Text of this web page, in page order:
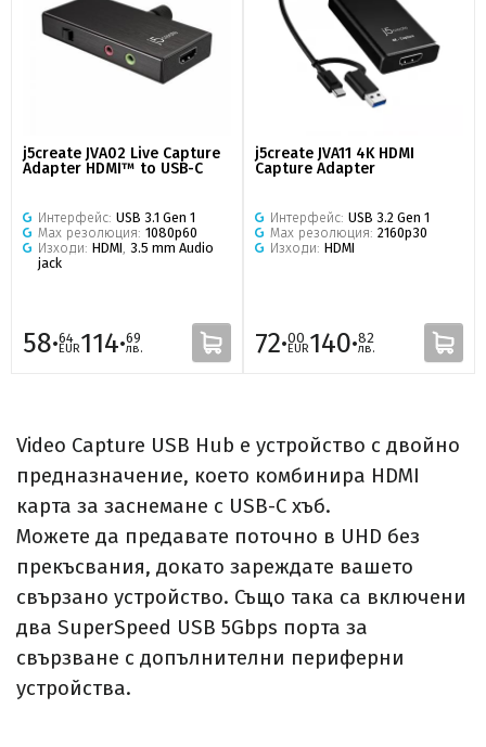
j5create JVA02 Live Capture
Adapter HDMI™ to USB-C
Интерфейс: USB 3.1 Gen 1
Max резолюция: 1080p60
Изходи: HDMI, 3.5 mm Audio
jack
58·64
EUR114·69
лв.
j5create JVA11 4K HDMI
Capture Adapter
Интерфейс: USB 3.2 Gen 1
Max резолюция: 2160p30
Изходи: HDMI
72·00
EUR140·82
лв.
Video Capture USB Hub е устройство с двойно
предназначение, което комбинира HDMI
карта за заснемане с USB-C хъб.
Можете да предавате поточно в UHD без
прекъсвания, докато зареждате вашето
свързано устройство. Също така са включени
два SuperSpeed USB 5Gbps порта за
свързване с допълнителни периферни
устройства.